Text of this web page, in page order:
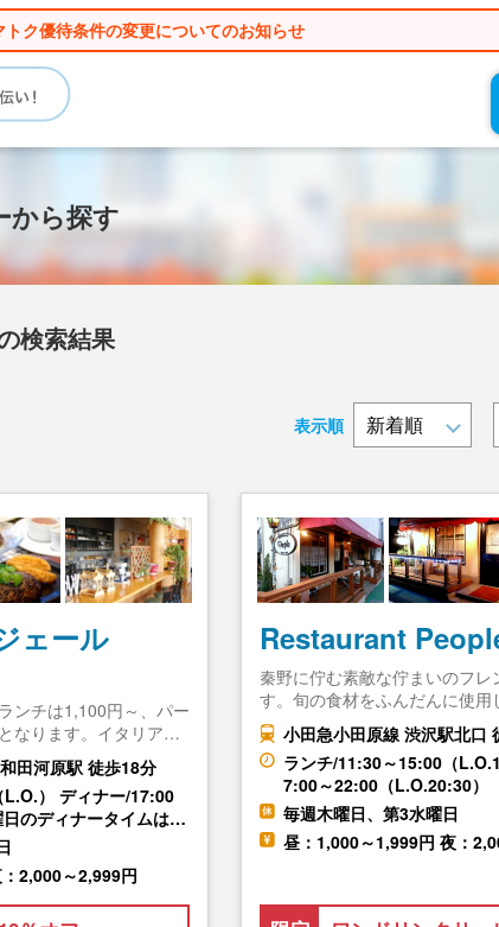
ク優待条件の変更についてのお知らせ
から探す
検索結果
表示順
ェール
ンチは1,100円～、パー
なります。イタリア…
田河原駅 徒歩18分
） ディナー/17:00
のディナータイムは…
2,000～2,999円
Restaurant
秦野に佇む素敵な佇まいのフ
す。旬の食材をふんだんに使
小田急小田原線 渋沢駅北口
ランチ/11:30～15:00（
7:00～22:00（L.O.20:30）
毎週木曜日、第3水曜日
昼：1,000～1,999円 夜：